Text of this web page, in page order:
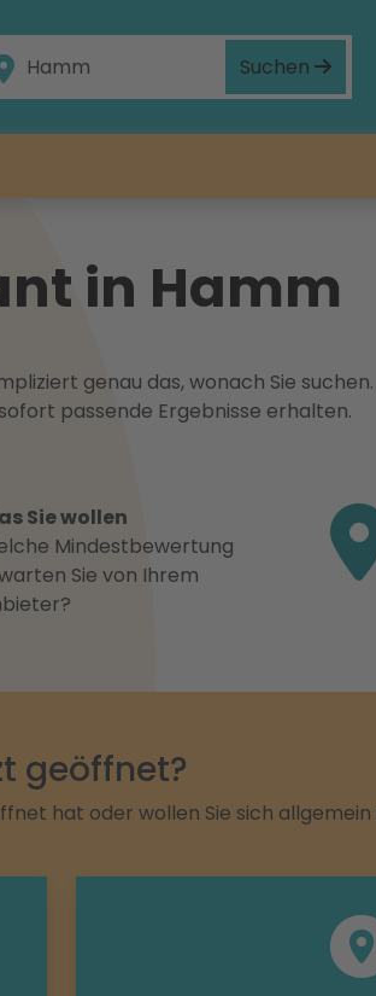
Suchen
in Hamm
genau das, wonach Sie
passende Ergebnisse erhalten.
Sie wollen
Mindestbewertung
Sie von Ihrem
geöffnet?
hat oder wollen Sie sich